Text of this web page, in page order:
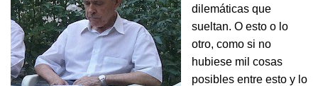
dilemáticas que
sueltan. O esto o lo
otro, como si no
hubiese mil cosas
posibles entre esto y lo